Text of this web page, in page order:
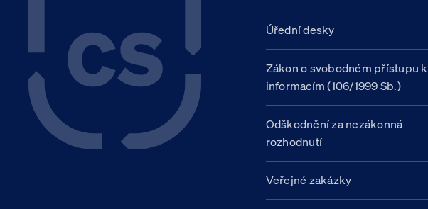
Úřední desky
Zákon o svobodném přístupu k
informacím (106/1999 Sb.)
Odškodnění za nezákonná
rozhodnutí
Veřejné zakázky